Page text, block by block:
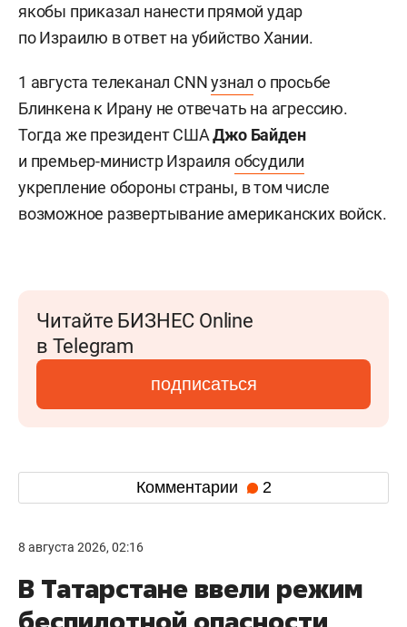
якобы приказал нанести прямой удар
по Израилю в ответ на убийство Хании.
1 августа телеканал CNNузнал о просьбе
Блинкена к Ирану не отвечать на агрессию.
Тогда же президент СШАДжо Байден
и премьер-министр Израиля обсудили
укрепление обороны страны, в том числе
возможное развертывание американских войск.
Читайте БИЗНЕС Online
в Telegram
подписаться
Комментарии 2
8 августа 2026, 02:16
В Татарстане ввели режим